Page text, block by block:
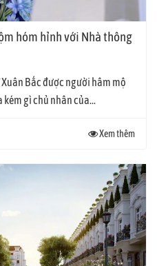
hóm hỉnh với Nhà thông
Bắc được người hâm mộ
gì chủ nhân của...
Xem thêm